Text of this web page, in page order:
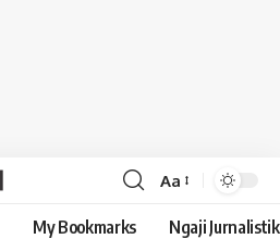
Font
Resizer
Aa
My Bookmarks Ngaji Jurnalistik